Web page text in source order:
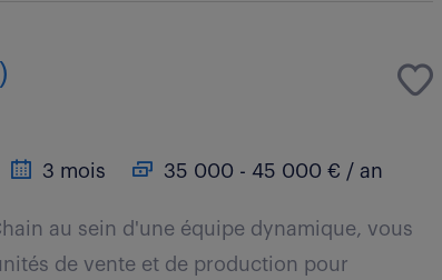
3 mois 35 000 - 45 000 € / an
au sein d'une équipe dynamique, vous
de vente et de production pour